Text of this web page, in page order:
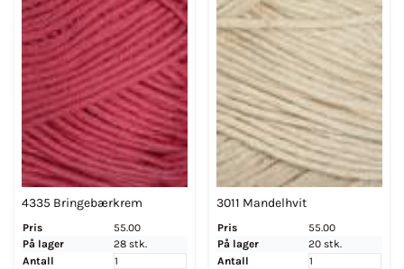
4335 Bringebærkrem
Pris
55.00
På lager
28 stk.
Antall
3011 Mandelhvit
Pris
55.00
På lager
20 stk.
Antall